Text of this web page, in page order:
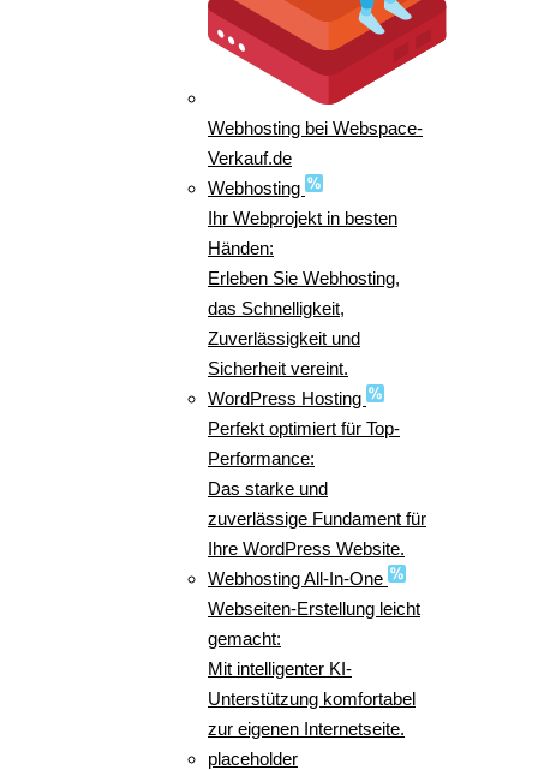
Webhosting bei Webspace-
Verkauf.de
Webhosting
Ihr Webprojekt in besten
Händen:
Erleben Sie Webhosting,
das Schnelligkeit,
Zuverlässigkeit und
Sicherheit vereint.
WordPress Hosting
Perfekt optimiert für Top-
Performance:
Das starke und
zuverlässige Fundament für
Ihre WordPress Website.
Webhosting All-In-One
Webseiten-Erstellung leicht
gemacht:
Mit intelligenter KI-
Unterstützung komfortabel
zur eigenen Internetseite.
placeholder